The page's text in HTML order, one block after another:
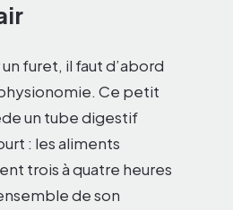
furet, il faut d’abord
Ce petit
un tube digestif
: les aliments
trois à quatre heures
de son